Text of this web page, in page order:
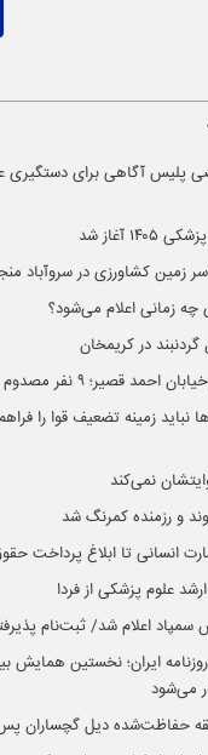
پلیس آگاهی برای دستگیری
آغاز شد
چه زمانی اعلام می‌شود؟
در کریمخان
قصیر؛ ۹ نفر مصدوم شدند
نباید زمینه تضعیف قوا را
نمی‌کند
و رزمنده کمرنگ شد
انسانی تا ابلاغ پرداخت
علوم پزشکی از فردا
اعلام شد/ ثبت‌نام
ایران؛ نخستین همایش
می‌شود
دیل گچساران پس از ۲۲ ساعت